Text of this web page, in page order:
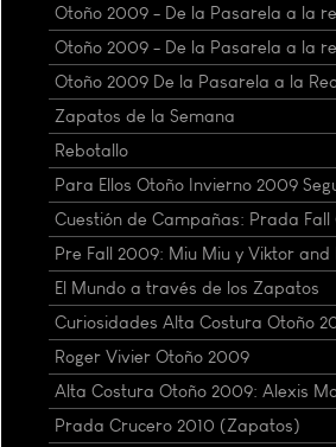
Otoño 2009 - De la Pasarela a la
Otoño 2009 - De la Pasarela a la
Otoño 2009 De la Pasarela a la
Zapatos de la Semana
Rebotallo
Para Ellos Otoño Invierno 2009
Cuestión de Campañas: Prada Fall
Pre Fall 2009: Miu Miu y Viktor and
El Mundo a través de los Zapatos
Curiosidades Alta Costura Otoño
Roger Vivier Otoño 2009
Alta Costura Otoño 2009: Alexis
Prada Crucero 2010 (Zapatos)